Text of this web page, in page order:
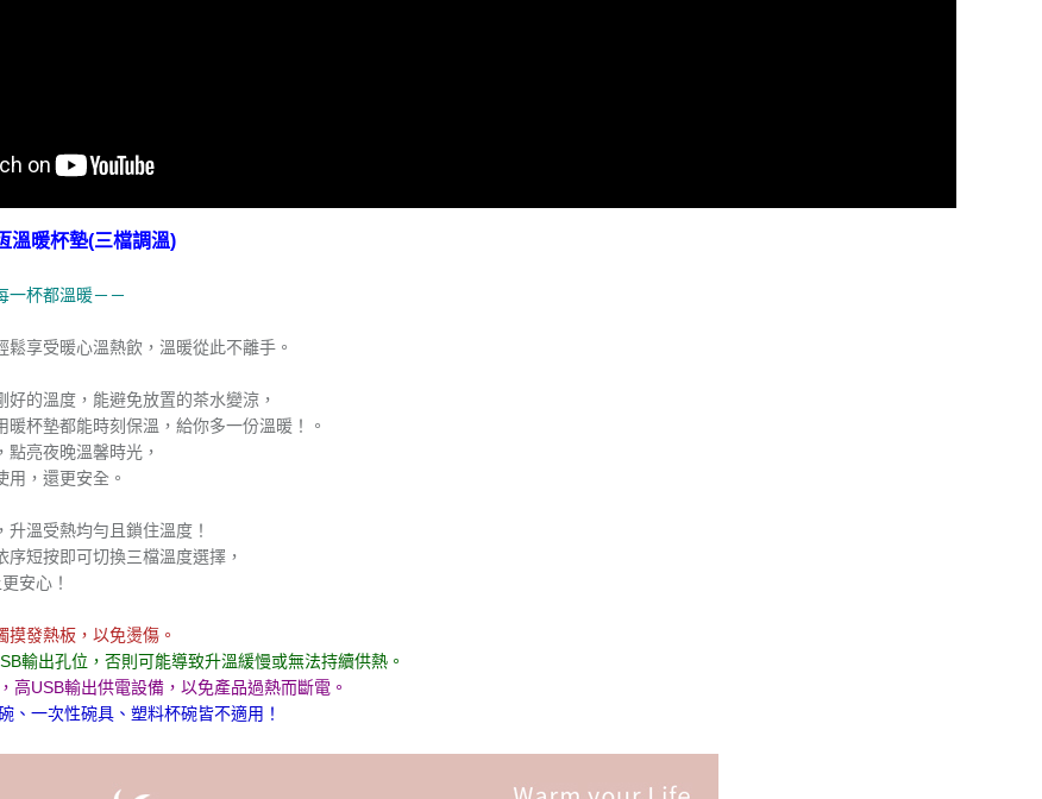
溫暖杯墊(三檔調溫)
一杯都溫暖－－
鬆享受暖心溫熱飲，溫暖從此不離手。
的溫度，能避免放置的茶水變涼，
暖杯墊都能時刻保溫，給你多一份溫暖！。
點亮夜晚溫馨時光，
用，還更安全。
溫受熱均勻且鎖住溫度！
短按即可切換三檔溫度選擇，
安心！
發熱板，以免燙傷。
輸出孔位，否則可能導致升溫緩慢或無法持續供熱。
USB輸出供電設備，以免產品過熱而斷電。
、一次性碗具、塑料杯碗皆不適用！